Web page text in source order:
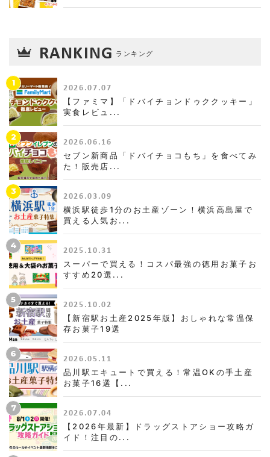
RANKING ランキング
1 2026.07.07
【ファミマ】「ドバイチョンドゥククッキー」
実食レビュ...
2 2026.06.16
セブン新商品「ドバイチョコもち」を食べてみ
た！販売店...
3 2026.03.09
横浜駅徒歩1分のお土産ゾーン！横浜高島屋で
買える人気お...
4 2025.10.31
スーパーで買える！コスパ最強の徳用お菓子お
すすめ20選...
5 2025.10.02
【新宿駅お土産2025年版】おしゃれな常温保
存お菓子19選
6 2026.05.11
品川駅エキュートで買える！常温OKの手土産
お菓子16選【...
7 2026.07.04
【2026年最新】ドラッグストアショー攻略ガ
イド！注目の...